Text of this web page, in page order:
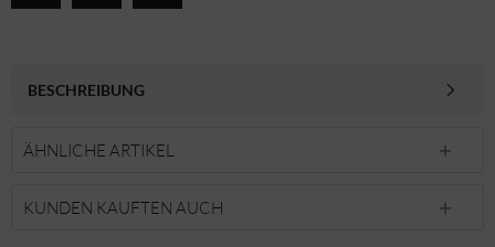
BESCHREIBUNG
ÄHNLICHE ARTIKEL
KUNDEN KAUFTEN AUCH